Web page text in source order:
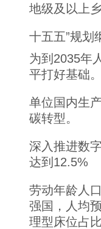
地级及以上
十五五”规划
为到2035年
平打好基础
单位国内生
碳转型。
深入推进数
达到12.5%
劳动年龄人
强国，人均
理型床位占